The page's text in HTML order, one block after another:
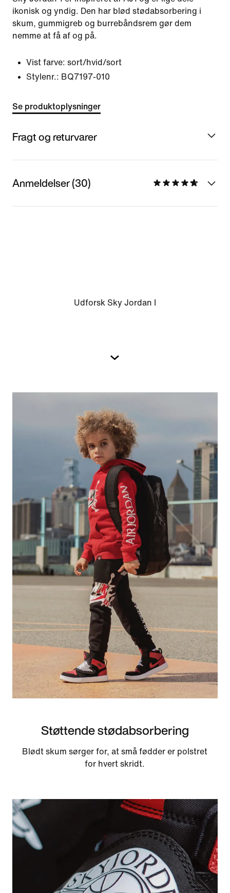
ikonisk og yndig. Den har blød stødabsorbering i
skum, gummigreb og burrebåndsrem gør dem
nemme at få af og på.
Vist farve: sort/hvid/sort
Stylenr.: BQ7197-010
Se produktoplysninger
Fragt og returvarer
Anmeldelser (30)
Udforsk Sky Jordan I
Støttende stødabsorbering
Blødt skum sørger for, at små fødder er polstret
for hvert skridt.